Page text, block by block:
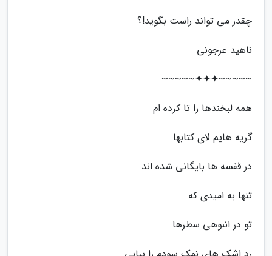
چقدر می تواند راست بگوید!؟
ناهید عرجونی
~~~~~✦✦✦~~~~~
همه لبخندها را تا کرده ام
گریه هایم لای کتابها
در قفسه ها بایگانی شده اند
تنها به امیدی که
تو در انبوهی سطرها